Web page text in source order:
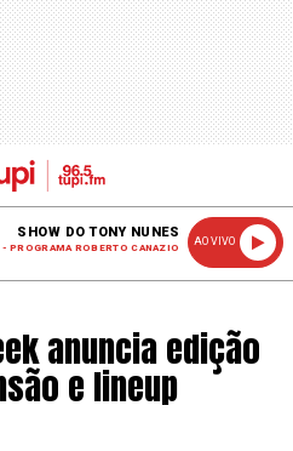
SHOW DO TONY NUNES
PROGRAMA ROBERTO CANAZIO
AO VIVO
anuncia edição
e lineup